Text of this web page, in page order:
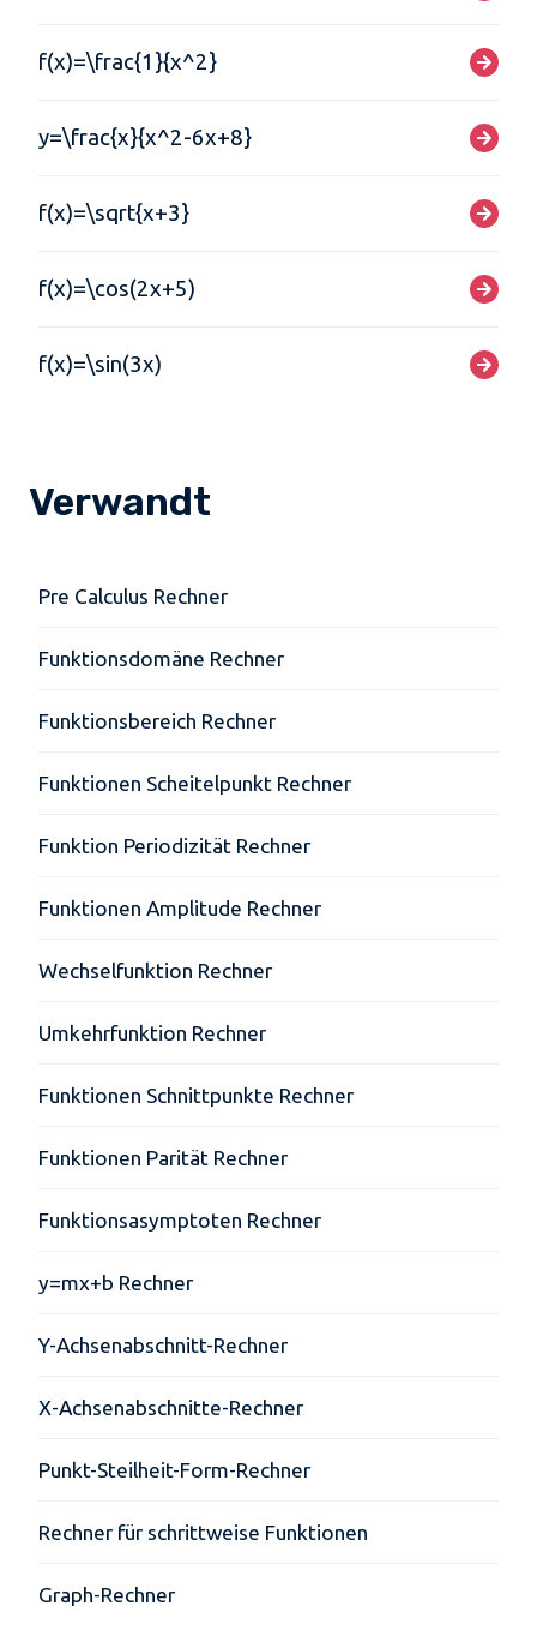
f(x)=\frac{1}{x^2}
y=\frac{x}{x^2-6x+8}
f(x)=\sqrt{x+3}
f(x)=\cos(2x+5)
f(x)=\sin(3x)
Verwandt
Pre Calculus Rechner
Funktionsdomäne Rechner
Funktionsbereich Rechner
Funktionen Scheitelpunkt Rechner
Funktion Periodizität Rechner
Funktionen Amplitude Rechner
Wechselfunktion Rechner
Umkehrfunktion Rechner
Funktionen Schnittpunkte Rechner
Funktionen Parität Rechner
Funktionsasymptoten Rechner
y=mx+b Rechner
Y-Achsenabschnitt-Rechner
X-Achsenabschnitte-Rechner
Punkt-Steilheit-Form-Rechner
Rechner für schrittweise Funktionen
Graph-Rechner